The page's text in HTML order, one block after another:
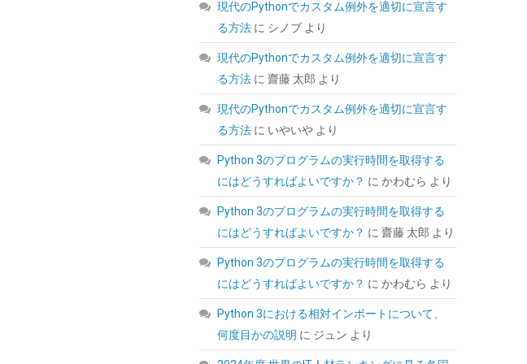
ベース 高性能 | CPUペースト;ヒートシンク/IC/
プロセッサ対応;熱インターフェース素材;非導
電;なめらか塗布
( 5459791) GBP 3.31
詳細はこちら
現代のPythonでカスタム例外を適切に宣言す
る方法 に シノブ より
現代のPythonでカスタム例外を適切に宣言す
る方法 に齋藤 太郎 より
現代のPythonでカスタム例外を適切に宣言す
る方法 に いやいや より
Python 3のプログラムの実行時間を取得する
にはどうすればよいですか？ にかわむら より
Python 3のプログラムの実行時間を取得する
にはどうすればよいですか？ に齋藤 太郎 より
Python 3のプログラムの実行時間を取得する
にはどうすればよいですか？ にかわむら より
Python 3における相対インポートについて、
何度目かの説明 に ジュン より